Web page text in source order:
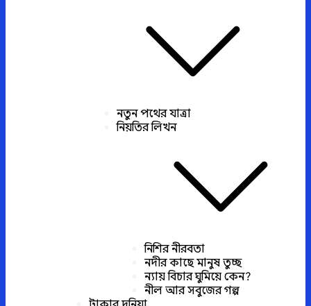
নতুন পথের যাত্রা
নিয়তির লিখন
নিশির নীরবতা
নদীর কাছে মানুষ তুচ্ছ
ন্যায় বিচার ঘুমিয়ে কেন?
নীল আর সবুজের গল্প